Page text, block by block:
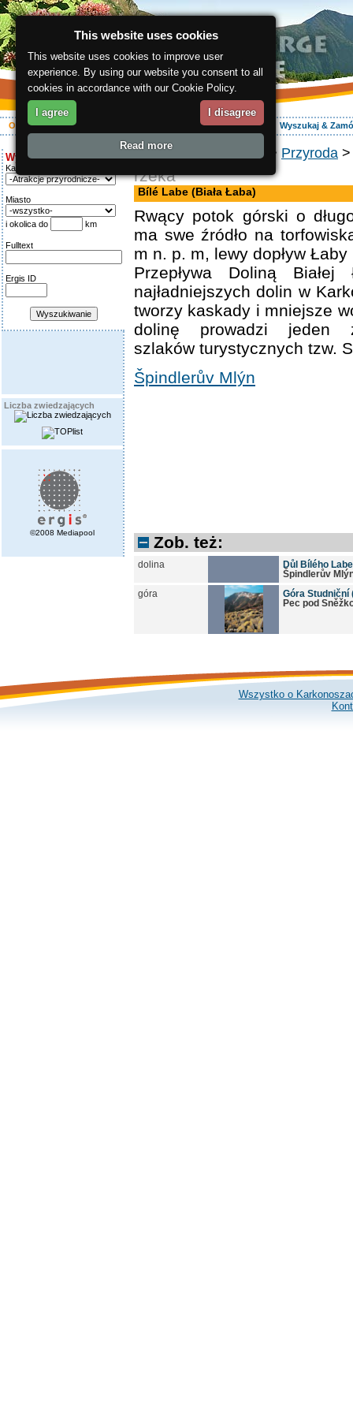
O regionie Aktywnie Zakwaterowanie Wyszukaj &
Wyszukiwanie:
Kategoria
Miasto
i okolica do km
Fulltext
Ergis ID
Liczba zwiedzających
©2008 Mediapool
ergis.cz O regionie > Przyroda >
rzeka
Bílé Labe (Biała Łaba)
Rwący potok górski o
ma swe źródło na
m n. p. m, lewy dopływ
Przepływa Doliną
najładniejszych dolin w
tworzy kaskady i mniejsze
dolinę prowadzi jeden
szlaków turystycznych tzw.
Špindlerův Mlýn
Zob. też:
dolina
Důl Bílého
Špindlerův
góra
Góra Studniční
Pec pod
Wszystko o
This website uses cookies
This website uses cookies to improve user
experience. By using our website you consent to all
cookies in accordance with our Cookie Policy.
I agree I disagree
Read more